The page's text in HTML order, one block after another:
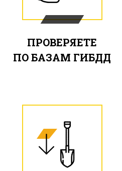
ПРОВЕРЯЕТЕ
ПО БАЗАМ ГИБДД